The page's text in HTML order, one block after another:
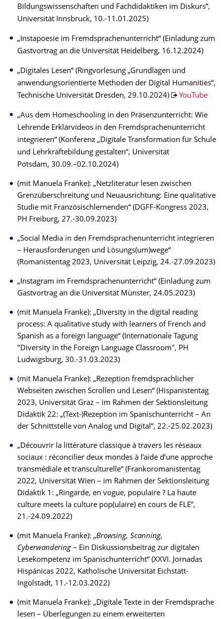
Bildungswissenschaften und Fachdidaktiken im Diskurs“,
Universität Innsbruck, 10.-11.01.2025)
„Instapoesie im Fremdsprachenunterricht“ (Einladung zum
Gastvortrag an die Universität Heidelberg, 16.12.2024)
„Digitales Lesen“ (Ringvorlesung „Grundlagen und
anwendungsorientierte Methoden der Digital Humanities“,
Technische Universität Dresden, 29.10.2024)
YouTube
„Aus dem Homeschooling in den Präsenzunterricht: Wie
Lehrende Erklärvideos in den Fremdsprachenunterricht
integrieren“ (Konferenz „Digitale Transformation für Schule
und Lehrkräftebildung gestalten“, Universität
Potsdam, 30.09.–02.10.2024)
(mit Manuela Franke): „Netzliteratur lesen zwischen
Grenzüberschreitung und Neuausrichtung: Eine qualitative
Studie mit Französischlernenden“ (DGFF-Kongress 2023,
PH Freiburg, 27.-30.09.2023)
„Social Media in den Fremdsprachenunterricht integrieren
– Herausforderungen und Lösungs(um)wege“
(Romanistentag 2023, Universität Leipzig, 24.-27.09.2023)
„Instagram im Fremdsprachenunterricht“ (Einladung zum
Gastvortrag an die Universität Münster, 24.05.2023)
(mit Manuela Franke): „Diversity in the digital reading
process: A qualitative study with learners of French and
Spanish as a foreign language“ (Internationale Tagung
"Diversity in the Foreign Language Classroom", PH
Ludwigsburg, 30.-31.03.2023)
(mit Manuela Franke): „Rezeption fremdsprachlicher
Webseiten zwischen Scrollen und Lesen“ (Hispanistentag
2023, Universität Graz – im Rahmen der Sektionsleitung
Didaktik 22: „(Text-)Rezeption im Spanischunterricht – An
der Schnittstelle von Analog und Digital“, 22.-25.02.2023)
„Découvrir la littérature classique à travers les réseaux
sociaux : réconcilier deux mondes à l’aide d’une approche
transmédiale et transculturelle“ (Frankoromanistentag
2022, Universität Wien – im Rahmen der Sektionsleitung
Didaktik 1: „Ringarde, en vogue, populaire ? La haute
culture meets la culture pop(ulaire) en cours de FLE”,
21.-24.09.2022)
(mit Manuela Franke): „Browsing, Scanning,
Cyberwandering – Ein Diskussionsbeitrag zur digitalen
Lesekompetenz im Spanischunterricht“ (XXVI. Jornadas
Hispánicas 2022, Katholische Universität Eichstätt-
Ingolstadt, 11.-12.03.2022)
(mit Manuela Franke): „Digitale Texte in der Fremdsprache
lesen – Überlegungen zu einem erweiterten